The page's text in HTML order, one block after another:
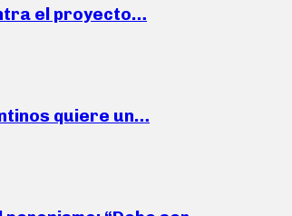
el proyecto…
quiere un…